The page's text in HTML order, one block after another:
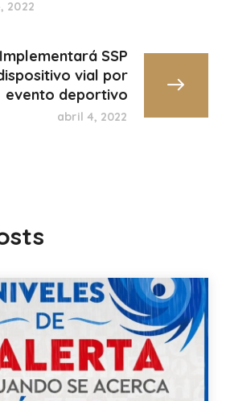
2022
Implementará SSP
vial por
evento deportivo
abril 4, 2022